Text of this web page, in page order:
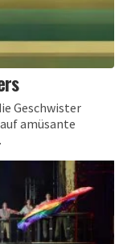
Geschwister
amüsante